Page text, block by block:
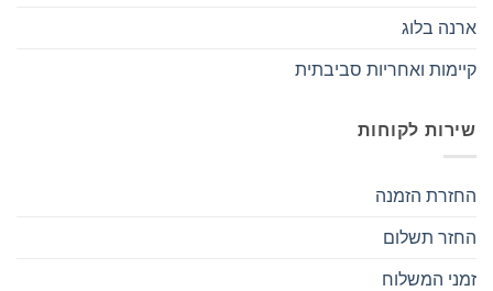
ארנה בלוג
קיימות ואחריות סביבתית
שירות לקוחות
החזרת הזמנה
החזר תשלום
זמני המשלוח